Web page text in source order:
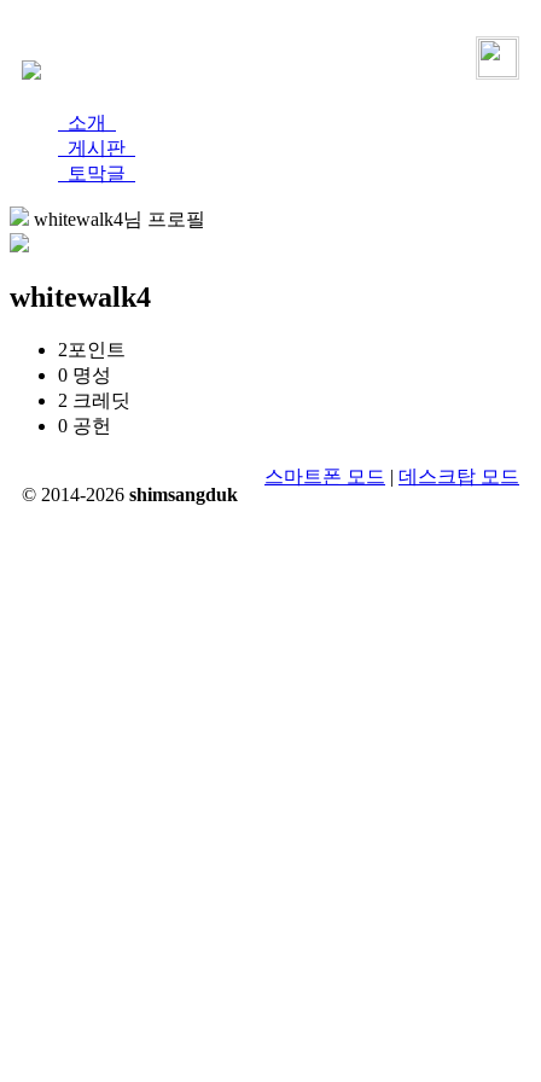
소개
게시판
토막글
whitewalk4님 프로필
whitewalk4
2포인트
0 명성
2 크레딧
0 공헌
© 2014-2026 shimsangduk
스마트폰 모드 | 데스크탑 모드